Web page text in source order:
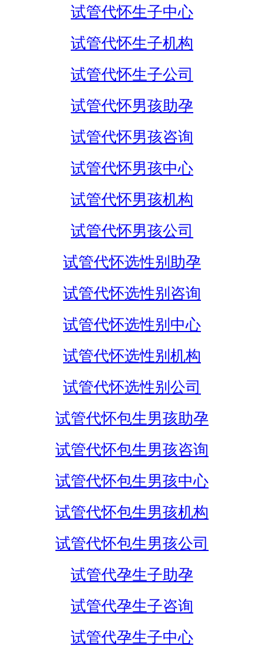
试管代怀生子中心
试管代怀生子机构
试管代怀生子公司
试管代怀男孩助孕
试管代怀男孩咨询
试管代怀男孩中心
试管代怀男孩机构
试管代怀男孩公司
试管代怀选性别助孕
试管代怀选性别咨询
试管代怀选性别中心
试管代怀选性别机构
试管代怀选性别公司
试管代怀包生男孩助孕
试管代怀包生男孩咨询
试管代怀包生男孩中心
试管代怀包生男孩机构
试管代怀包生男孩公司
试管代孕生子助孕
试管代孕生子咨询
试管代孕生子中心